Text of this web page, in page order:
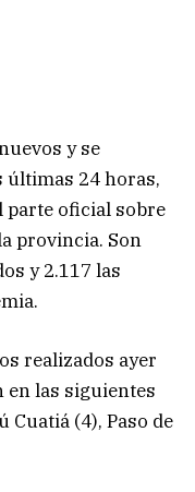
y se
24 horas,
parte oficial sobre
provincia. Son
y 2.117 las
realizados ayer
las siguientes
Cuatiá (4), Paso de